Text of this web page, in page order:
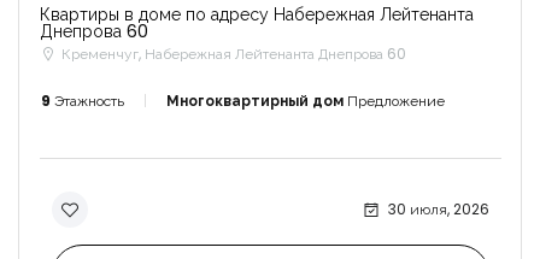
Квартиры в доме по адресу Набережная Лейтенанта
Днепрова 60
Кременчуг, Набережная Лейтенанта Днепрова 60
9 Этажность Многоквартирный дом Предложение
30 июля, 2026